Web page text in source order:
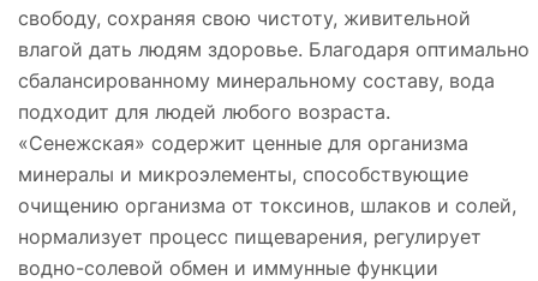
свободу, сохраняя свою чистоту, живительной
влагой дать людям здоровье. Благодаря оптимально
сбалансированному минеральному составу, вода
подходит для людей любого возраста.
«Сенежская» содержит ценные для организма
минералы и микроэлементы, способствующие
очищению организма от токсинов, шлаков и солей,
нормализует процесс пищеварения, регулирует
водно-солевой обмен и иммунные функции